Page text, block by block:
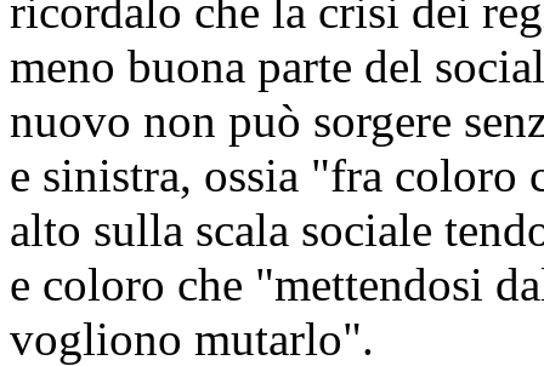
ricordalo che la crisi dei
meno buona parte del
nuovo non può sorgere
e sinistra, ossia "fra coloro
alto sulla scala sociale
e coloro che "mettendosi
vogliono mutarlo".